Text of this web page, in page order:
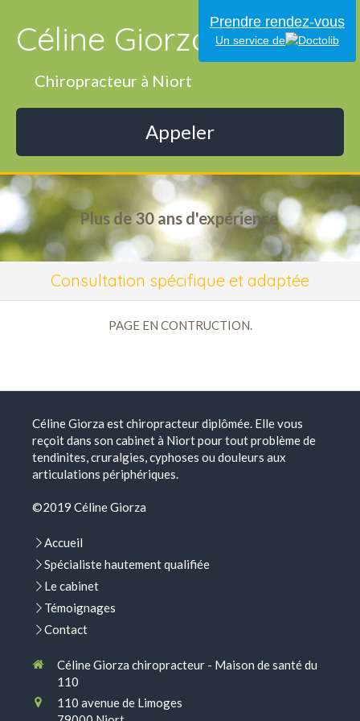
Céline Giorza
Chiropracteur à Niort
Appeler
Plus de 30 ans d'expérience
Consultation spécifique et adaptée
PAGE EN CONTRUCTION.
Céline Giorza est chiropracteur diplômée. Elle vous
reçoit dans son cabinet à Niort pour tout problème de
tendinites, cruralgies, cyphoses ou douleurs aux
articulations périphériques.
©2019 Céline Giorza
Accueil
Spécialiste hautement qualifiée
Le cabinet
Témoignages
Contact
Céline Giorza chiropracteur - Maison de santé du
110
110 avenue de Limoges
Prendre rendez-vous
Un service de